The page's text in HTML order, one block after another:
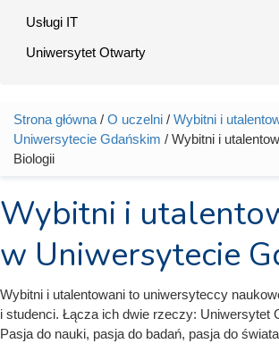
Usługi IT
Uniwersytet Otwarty
Jesteś tutaj
Strona główna / O uczelni / Wybitni i
Uniwersytecie Gdańskim / Wybitni i
Biologii
Wybitni i
w Uniwersytecie
Wybitni i utalentowani to uniwersyteccy
i studenci. Łącza ich dwie rzeczy: Uniwersytet
Pasja do nauki, pasja do badań, pasja do